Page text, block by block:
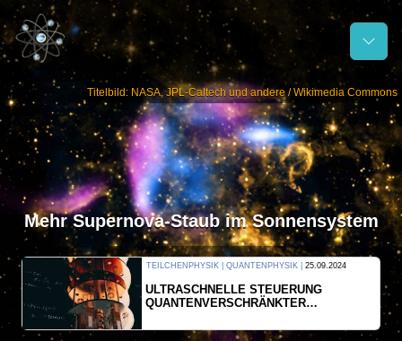
Titelbild: NASA, JPL-Caltech und andere / Wikimedia Commons
Mehr Supernova-Staub im Sonnensystem
THERMODYNAMIK | WELLENLEHRE |23.09.2024
FORSCHER ERZEUGEN
EINDIMENSIONALES GAS AUS LICHT